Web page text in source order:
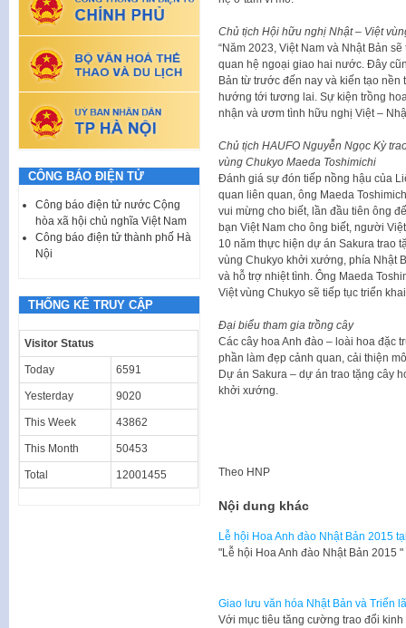
Chủ tịch Hội hữu nghị Nhật – Việt
“Năm 2023, Việt Nam và Nhật Bản
quan hệ ngoại giao hai nước. Đây
Bản từ trước đến nay và kiến tạo
hướng tới tương lai. Sự kiện trồng
nhận và ươm tình hữu nghị Việt –
Chủ tịch HAUFO Nguyễn Ngọc Kỳ
vùng Chukyo Maeda Toshimichi
Đánh giá sự đón tiếp nồng hậu của
quan liên quan, ông Maeda
vui mừng cho biết, lần đầu tiên ông
bạn Việt Nam cho ông biết, người
10 năm thực hiện dự án Sakura trao
vùng Chukyo khởi xướng, phía Nhật
và hỗ trợ nhiệt tình. Ông Maeda
Việt vùng Chukyo sẽ tiếp tục triển
Đại biểu tham gia trồng cây
Các cây hoa Anh đào – loài hoa đặc
phần làm đẹp cảnh quan, cải thiện
Dự án Sakura – dự án trao tặng cây
khởi xướng.
Theo HNP
Nội dung khác
Lễ hội Hoa Anh đào Nhật Bản 2015
​"Lễ hội Hoa Anh đào Nhật Bản
Giao lưu văn hóa Nhật Bản và Triển
Với mục tiêu tăng cường trao đổi
CÔNG BÁO ĐIỆN TỬ
Công báo điện tử nước Cộng
hòa xã hội chủ nghĩa Việt Nam
Công báo điện tử thành phố Hà
Nội
THỐNG KÊ TRUY CẬP
Visitor Status
Today 6591
Yesterday 9020
This Week 43862
This Month 50453
Total 12001455